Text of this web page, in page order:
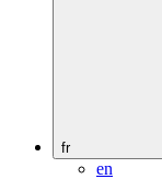
fr
en